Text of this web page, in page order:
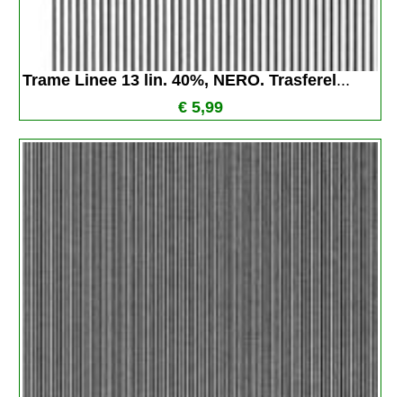
Trame Linee 13 lin. 40%, NERO. Trasferel ...
€ 5,99